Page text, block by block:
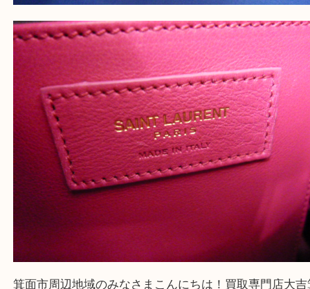
Facebook
Twitter
Line
【YSL】ブランドバッグのお買取紹介 | 買取